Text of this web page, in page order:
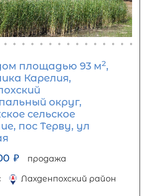
площадью 93 м2,
Карелия,
округ,
сельское
пос Терву, ул
₽ продажа
Лахденпохский район